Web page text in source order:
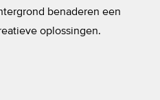
benaderen een
oplossingen.